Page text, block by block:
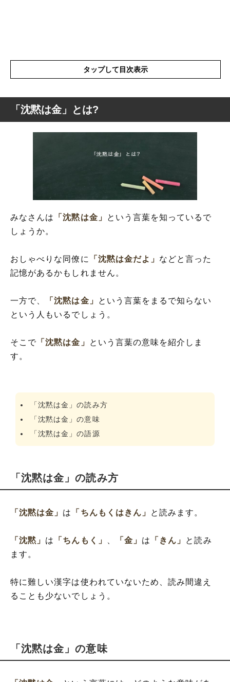
タップして目次表示
「沈黙は金」の類語や類似表現や似た言葉
「沈黙は金」とは?
みなさんは 「沈黙は金」
という言葉を知っているで
しょうか。
おしゃべりな同僚に 「沈黙は金だよ」 などと言った
記憶があるかもしれません。
一方で、 「沈黙は金」
という言葉をまるで知らない
という人もいるでしょう。
そこで 「沈黙は金」
という言葉の意味を紹介しま
す。
「沈黙は金」の読み方
「沈黙は金」の意味
「沈黙は金」の語源
「沈黙は金」の読み方
「沈黙は金」 は 「ちんもくはきん」 と読みます。
「沈黙」 は 「ちんもく」 「金」 は 「きん」 と読み
ます。
特に難しい漢字は使われていないため、読み間違え
ることも少ないでしょう。
「沈黙は金」の意味